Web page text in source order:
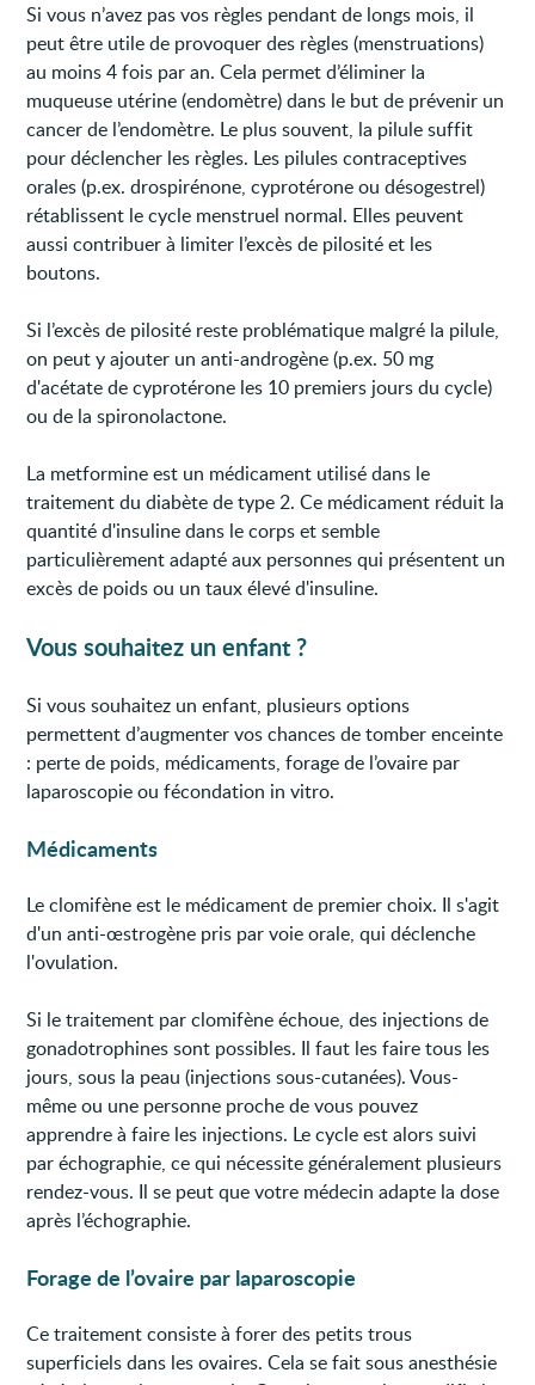
Si vous n’avez pas vos règles pendant de longs mois, il
peut être utile de provoquer des règles (menstruations)
au moins 4 fois par an. Cela permet d’éliminer la
muqueuse utérine (endomètre) dans le but de prévenir un
cancer de l’endomètre. Le plus souvent, la pilule suffit
pour déclencher les règles. Les pilules contraceptives
orales (p.ex. drospirénone, cyprotérone ou désogestrel)
rétablissent le cycle menstruel normal. Elles peuvent
aussi contribuer à limiter l’excès de pilosité et les
boutons.
Si l’excès de pilosité reste problématique malgré la pilule,
on peut y ajouter un anti-androgène (p.ex. 50 mg
d'acétate de cyprotérone les 10 premiers jours du cycle)
ou de la spironolactone.
La metformine est un médicament utilisé dans le
traitement du diabète de type 2. Ce médicament réduit la
quantité d'insuline dans le corps et semble
particulièrement adapté aux personnes qui présentent un
excès de poids ou un taux élevé d'insuline.
Vous souhaitez un enfant ?
Si vous souhaitez un enfant, plusieurs options
permettent d’augmenter vos chances de tomber enceinte
: perte de poids, médicaments, forage de l’ovaire par
laparoscopie ou fécondation in vitro.
Médicaments
Le clomifène est le médicament de premier choix. Il s'agit
d'un anti-œstrogène pris par voie orale, qui déclenche
l'ovulation.
Si le traitement par clomifène échoue, des injections de
gonadotrophines sont possibles. Il faut les faire tous les
jours, sous la peau (injections sous-cutanées). Vous-
même ou une personne proche de vous pouvez
apprendre à faire les injections. Le cycle est alors suivi
par échographie, ce qui nécessite généralement plusieurs
rendez-vous. Il se peut que votre médecin adapte la dose
après l’échographie.
Forage de l’ovaire par laparoscopie
Ce traitement consiste à forer des petits trous
superficiels dans les ovaires. Cela se fait sous anesthésie